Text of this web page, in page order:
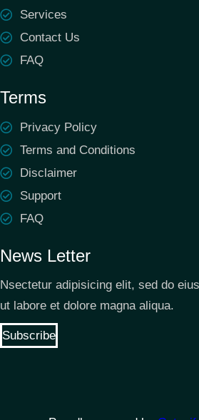
Services
Contact Us
FAQ
Terms
Privacy Policy
Terms and Conditions
Disclaimer
Support
FAQ
News Letter
Nsectetur adipisicing elit, sed do
ut labore et dolore magna aliqua.
Subscribe